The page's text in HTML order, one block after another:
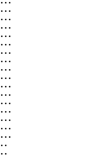
• • •
• • •
• • •
• • •
• • •
• • •
• • •
• • •
• • •
• • •
• • •
• • •
• • •
• • •
• • •
• • •
• • •
• •
• •